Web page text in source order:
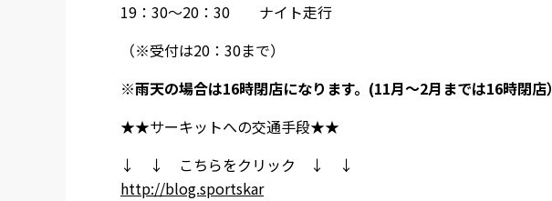
19：30～20：30 ナイト走行
（※受付は20：30まで）
※雨天の場合は16時閉店になります。(11月～2月までは16時閉店）
★★サーキットへの交通手段★★
↓ ↓ こちらをクリック ↓ ↓
http://blog.sportskar